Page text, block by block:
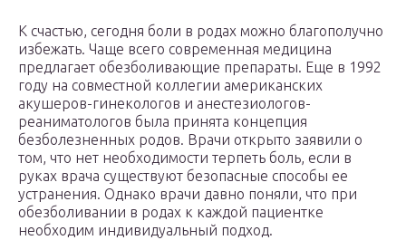
К счастью, сегодня боли в родах можно благополучно
избежать. Чаще всего современная медицина
предлагает обезболивающие препараты. Еще в 1992
году на совместной коллегии американских
акушеров-гинекологов и анестезиологов-
реаниматологов была принята концепция
безболезненных родов. Врачи открыто заявили о
том, что нет необходимости терпеть боль, если в
руках врача существуют безопасные способы ее
устранения. Однако врачи давно поняли, что при
обезболивании в родах к каждой пациентке
необходим индивидуальный подход.